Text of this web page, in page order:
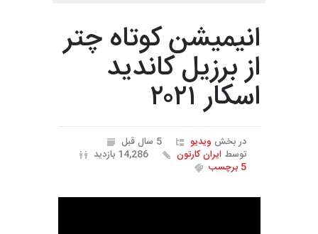
انیمیشن کوتاه چتر
از برزیل کاندید
اسکار ۲۰۲۱
در بخش ویدیو
5 سال قبل
توسط ایران کارتون
14,286 بازدید
5 برچسب